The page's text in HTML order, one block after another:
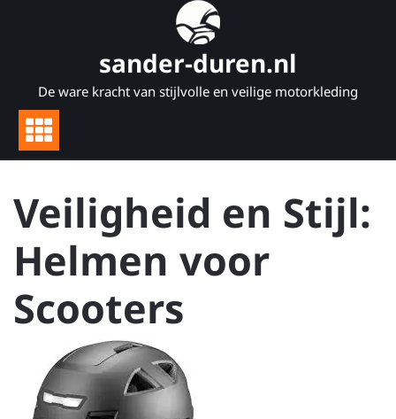
sander-duren.nl
De ware kracht van stijlvolle en veilige motorkleding
Veiligheid en Stijl:
Helmen voor
Scooters